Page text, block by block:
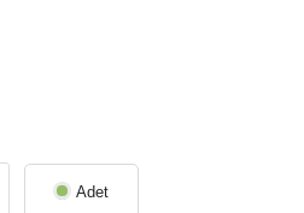
Adet